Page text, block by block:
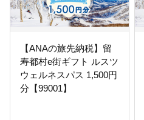
【ANAの旅先納税】留
寿都村e街ギフト ルスツ
ウェルネスパス 1,500円
分【99001】